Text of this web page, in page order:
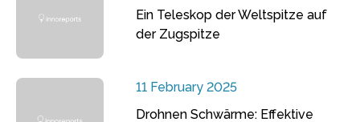
Ein Teleskop der Weltspitze auf
der Zugspitze
11 February 2025
Drohnen Schwärme: Effektive